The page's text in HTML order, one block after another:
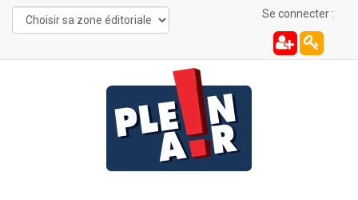
Se connecter :